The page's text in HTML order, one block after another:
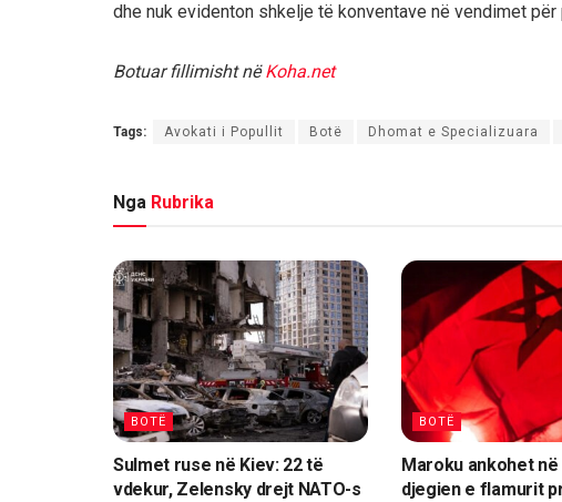
dhe nuk evidenton shkelje të konventave në vendimet për
Botuar fillimisht nëKoha.net
Tags: Avokati i Popullit Botë Dhomat e Specializuara
Nga Rubrika
BOTË
Sulmet ruse në Kiev: 22 të
vdekur, Zelensky drejt NATO-s
BOTË
Maroku ankohet
djegien e flamurit